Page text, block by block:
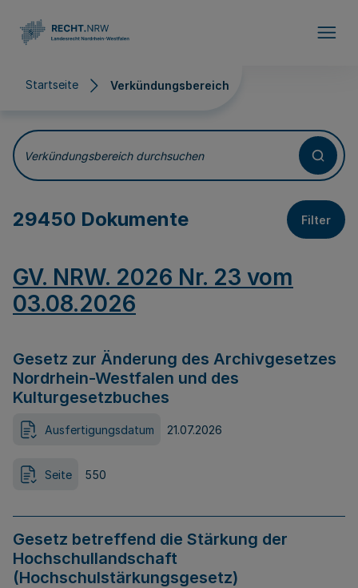
Startseite Verkündungsbereich
Verkündungsbereich
Verkündungsbereich durchsuchen
29450 Dokumente Filter
GV. NRW. 2026 Nr. 23 vom
03.08.2026
Gesetz zur Änderung des Archivgesetzes
Nordrhein-Westfalen und des
Kulturgesetzbuches
Ausfertigungsdatum 21.07.2026
Seite 550
Gesetz betreffend die Stärkung der
Hochschullandschaft
(Hochschulstärkungsgesetz)